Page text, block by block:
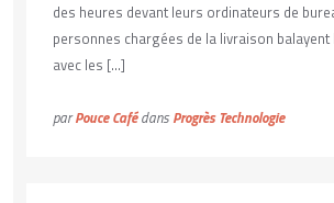
des heures devant leurs ordinateurs de
personnes chargées de la livraison
avec les […]
parPouce Café dansProgrès Technologie